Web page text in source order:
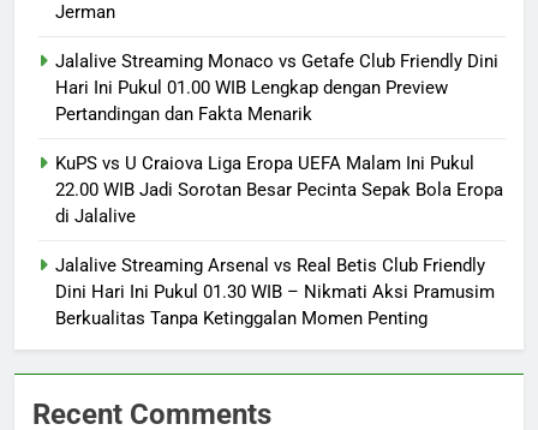
Jerman
Jalalive Streaming Monaco vs Getafe Club Friendly Dini
Hari Ini Pukul 01.00 WIB Lengkap dengan Preview
Pertandingan dan Fakta Menarik
KuPS vs U Craiova Liga Eropa UEFA Malam Ini Pukul
22.00 WIB Jadi Sorotan Besar Pecinta Sepak Bola Eropa
di Jalalive
Jalalive Streaming Arsenal vs Real Betis Club Friendly
Dini Hari Ini Pukul 01.30 WIB – Nikmati Aksi Pramusim
Berkualitas Tanpa Ketinggalan Momen Penting
Recent Comments